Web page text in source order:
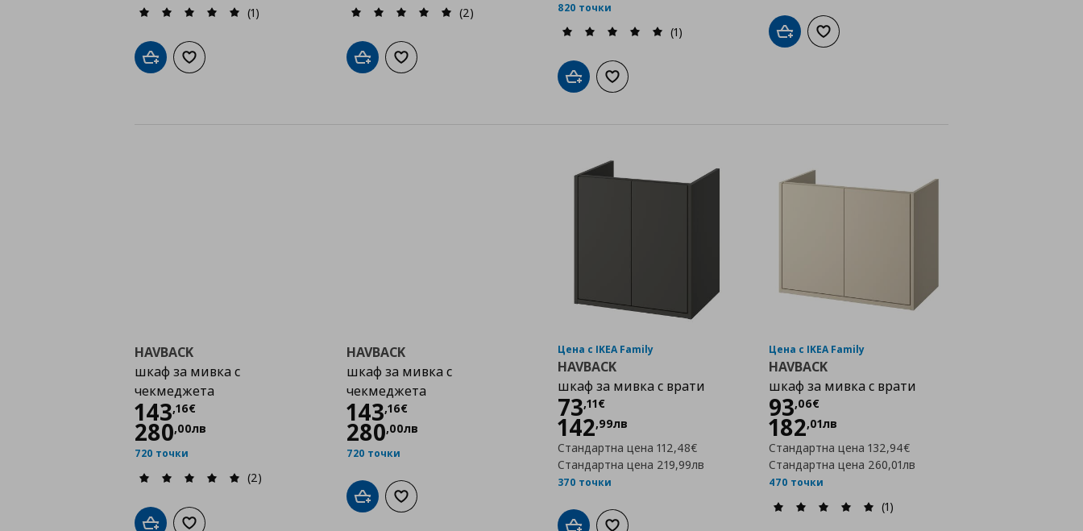
(1)
Добави в кошницата
Добави към списъка с любими
(2)
Добави в кошницата
Добави към списъка с любими
820 точки
(1)
Добави в кошницата
Добави към списъка с любими
Добави в кошницата
Добави към списъка с любими
HAVBACK
шкаф за мивка с
чекмеджета
143,16€
Цена
280,00лв
720 точки
(2)
Добави в кошницата
Добави към списъка с любими
HAVBACK
шкаф за мивка с
чекмеджета
143,16€
Цена
280,00лв
720 точки
Добави в кошницата
Добави към списъка с любими
Цена с IKEA Family
HAVBACK
шкаф за мивка с врати
73,11€
Цена
142,99лв
Стандартна цена 112,48€
Стандартна цена 219,99лв
370 точки
Цена с IKEA Family
HAVBACK
шкаф за мивка с врати
93,06€
Цена
182,01лв
Стандартна цена132,94€
Стандартна цена 260,01лв
470 точки
(1)